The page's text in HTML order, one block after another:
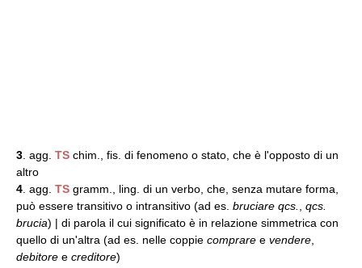
3 . agg. TS chim., fis. di fenomeno o stato, che è l'opposto di un
altro
4 . agg. TS gramm., ling. di un verbo, che, senza mutare forma,
può essere transitivo o intransitivo (ad es. bruciare qcs.
qcs.
brucia) | di parola il cui significato è in relazione simmetrica con
quello di un'altra (ad es. nelle coppie comprare e vendere
debitore e creditore)